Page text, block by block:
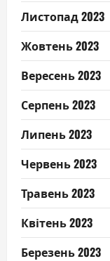
Листопад 2023
Жовтень 2023
Вересень 2023
Серпень 2023
Липень 2023
Червень 2023
Травень 2023
Квітень 2023
Березень 2023